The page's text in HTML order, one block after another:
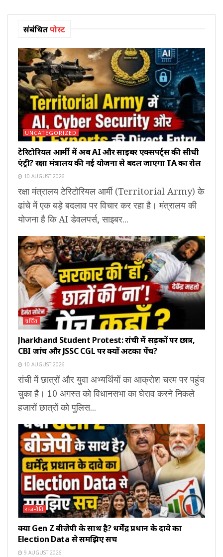
संबंधितपोस्ट
UNCATEGORIZED
टेरिटोरियल आर्मी में अब AI और साइबर एक्सपर्ट्स की सीधी
एंट्री? रक्षा मंत्रालय की नई योजना से बदल जाएगा TA का रोल
10 AUGUST 2026
रक्षा मंत्रालय टेरिटोरियल आर्मी (Territorial Army) के
ढांचे में एक बड़े बदलाव पर विचार कर रहा है। मंत्रालय की
योजना है कि AI डेवलपर्स, साइबर...
चर्चित
Jharkhand Student Protest: रांची में सड़कों पर छात्र,
CBI जांच और JSSC CGL पर क्यों अटका पेंच?
10 AUGUST 2026
रांची में छात्रों और युवा अभ्यर्थियों का आक्रोश चरम पर पहुंच
चुका है। 10 अगस्त को विधानसभा का घेराव करने निकले
हजारों छात्रों को पुलिस...
राजनीति
क्या Gen Z बीजेपी के साथ है? धर्मेंद्र प्रधान के दावे का
Election Data से समझिए सच
9 AUGUST 2026